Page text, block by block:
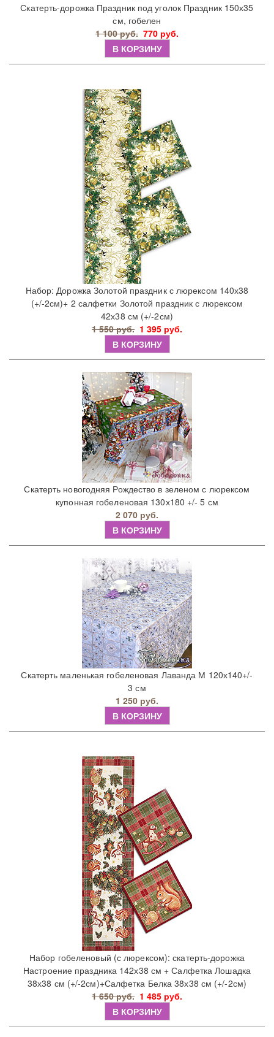
Скатерть-дорожка Праздник под уголок Праздник 150х35
см, гобелен
1 100 руб. 770 руб.
В КОРЗИНУ
Набор: Дорожка Золотой праздник с люрексом 140х38
(+/-2см)+ 2 салфетки Золотой праздник с люрексом
42х38 см (+/-2см)
1 550 руб. 1 395 руб.
В КОРЗИНУ
Скатерть новогодняя Рождество в зеленом с люрексом
купонная гобеленовая 130х180 +/- 5 см
2 070 руб.
В КОРЗИНУ
Скатерть маленькая гобеленовая Лаванда М 120х140+/-
3 см
1 250 руб.
В КОРЗИНУ
Набор гобеленовый (с люрексом): скатерть-дорожка
Настроение праздника 142х38 см + Салфетка Лошадка
38х38 см (+/-2см)+Салфетка Белка 38х38 см (+/-2см)
1 650 руб. 1 485 руб.
В КОРЗИНУ